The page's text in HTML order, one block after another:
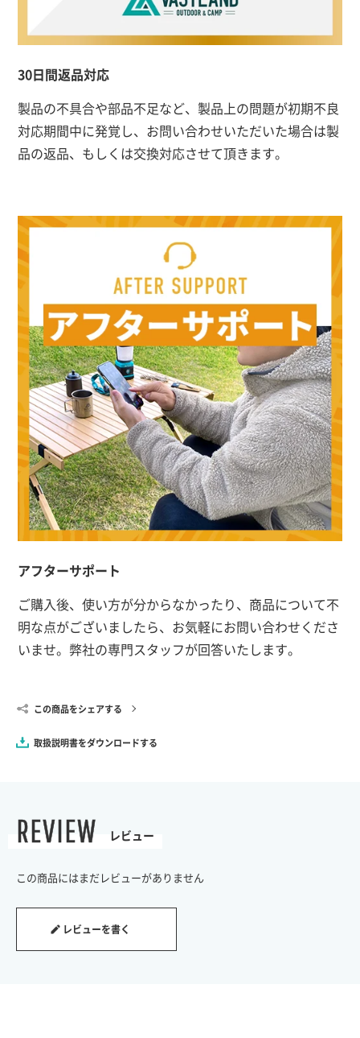
30日間返品対応
製品の不具合や部品不足など、製品上の問題が初期不良
対応期間中に発覚し、お問い合わせいただいた場合は製
品の返品、もしくは交換対応させて頂きます。
アフターサポート
ご購入後、使い方が分からなかったり、商品について不
明な点がございましたら、お気軽にお問い合わせくださ
いませ。弊社の専門スタッフが回答いたします。
この商品をシェアする
取扱説明書をダウンロードする
REVIEW レビュー
この商品にはまだレビューがありません
レビューを書く